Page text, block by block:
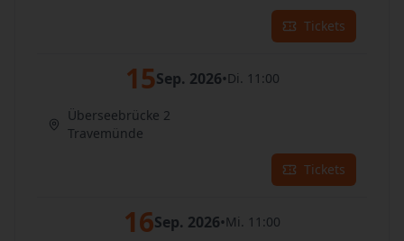
Tickets
15Sep. 2026•Di. 11:00
Überseebrücke 2
Travemünde
Tickets
16Sep. 2026•Mi. 11:00